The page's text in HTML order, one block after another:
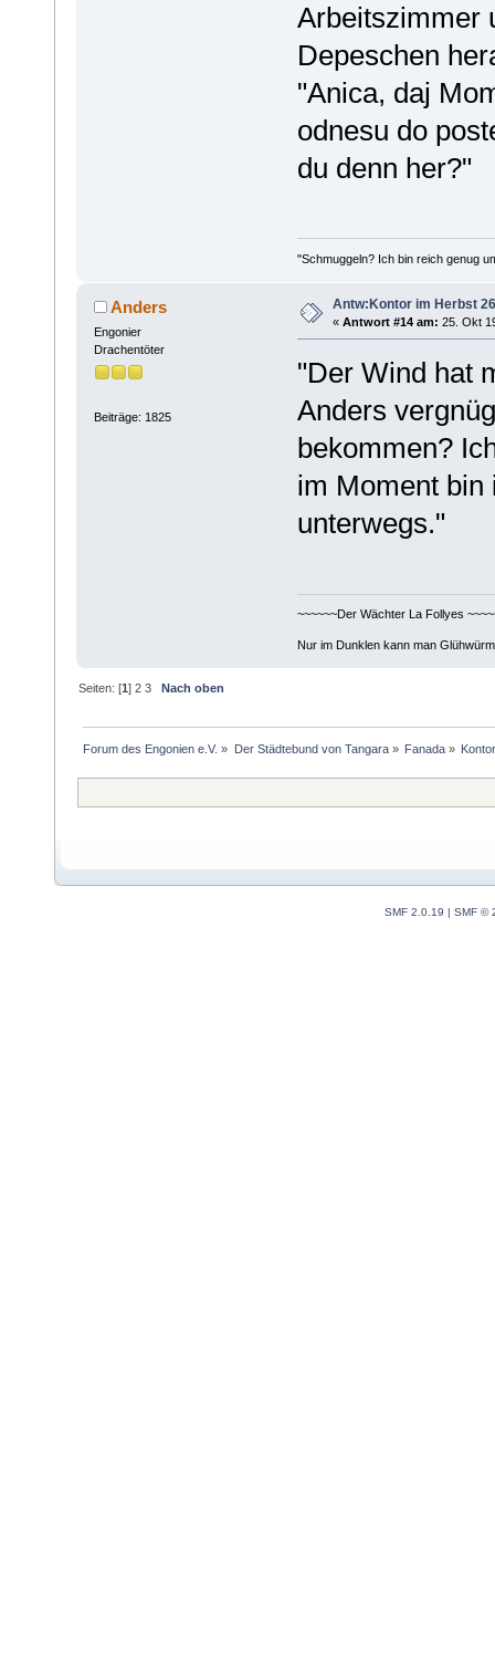
Arbeitszimmer
Depeschen
"Anica, daj
odnesu do
du denn her?"
"Schmuggeln? Ich bin reich genug
Anders
Engonier
Drachentöter
Beiträge: 1825
Antw:Kontor im Herbst
« Antwort #14 am: 25. Okt
"Der Wind hat
Anders
bekommen?
im Moment bin
unterwegs."
~~~~~~Der Wächter La Follyes
Nur im Dunklen kann man
Seiten: [1]2 3 Nach oben
Forum des Engonien e.V. » Der Städtebund von Tangara» Fanada»
SMF 2.0.19 | SMF ©